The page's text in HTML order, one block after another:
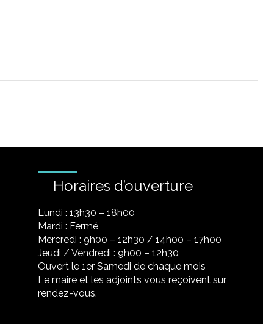
Horaires d’ouverture
Lundi : 13h30 – 18h00
Mardi : Fermé
Mercredi : 9h00 – 12h30 / 14h00 – 17h00
Jeudi / Vendredi : 9h00 – 12h30
Ouvert le 1er Samedi de chaque mois
Le maire et les adjoints vous reçoivent sur
rendez-vous.